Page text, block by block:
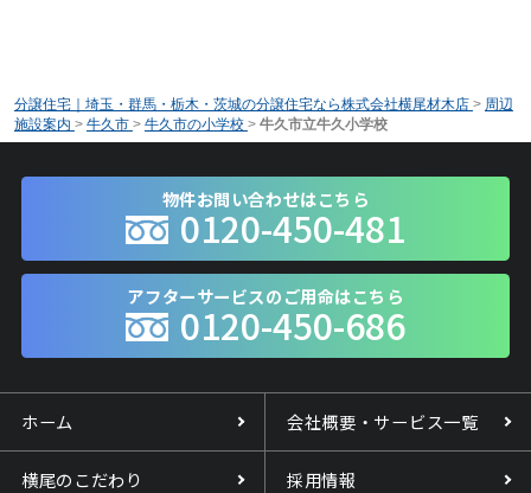
分譲住宅｜埼玉・群馬・栃木・茨城の分譲住宅なら株式会社横尾材木店 > 周辺
施設案内 > 牛久市 > 牛久市の小学校 > 牛久市立牛久小学校
物件お問い合わせはこちら
0120-450-481
アフターサービスのご用命はこちら
0120-450-686
ホーム 会社概要・サービス一覧
横尾のこだわり 採用情報